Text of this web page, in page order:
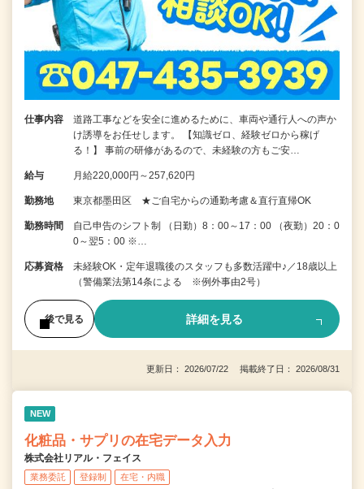
仕事内容
道路工事などを安全に進めるために、車両や通行人への声か
け誘導をお任せします。 【知識ゼロ、経験ゼロから稼げ
る！】 事前の研修があるので、未経験の方もご安…
給与 月給220,000円～257,620円
勤務地 東京都墨田区 ★ご自宅からの通勤考慮＆直行直帰OK
勤務時間
自己申告のシフト制 （日勤）8：00～17：00 （夜勤）20：0
0～翌5：00 ※…
応募資格
未経験OK・定年退職後のスタッフも多数活躍中♪／18歳以上
（警備業法第14条による ※例外事由2号）
後で見る 詳細を見る
更新日： 2026/07/22 掲載終了日： 2026/08/31
NEW
化粧品・サプリの在宅データ入力
株式会社リアル・フェイス
業務委託 登録制 在宅・内職